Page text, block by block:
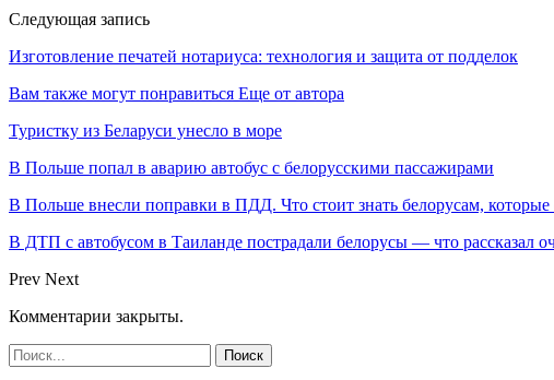
Следующая запись
Изготовление печатей нотариуса: технология и защита от подделок
Вам также могут понравиться Еще от автора
Туристку из Беларуси унесло в море
В Польше попал в аварию автобус с белорусскими пассажирами
В Польше внесли поправки в ПДД. Что стоит знать белорусам,
В ДТП с автобусом в Таиланде пострадали белорусы — что рассказал
Prev Next
Комментарии закрыты.